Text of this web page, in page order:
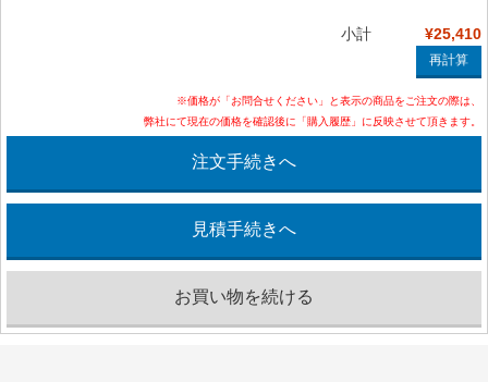
小計 ¥25,410
※価格が「お問合せください」と表示の商品をご注文の際は、
弊社にて現在の価格を確認後に「購入履歴」に反映させて頂きます。